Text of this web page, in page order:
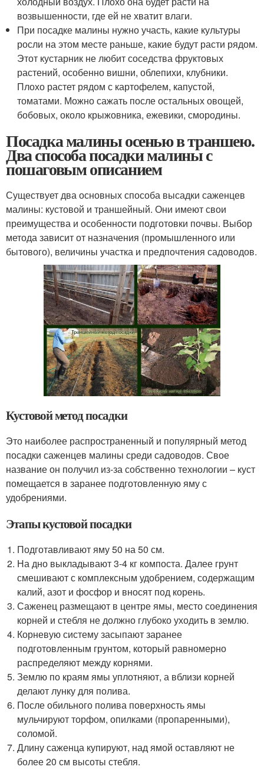
возвышенности, где ей не хватит влаги.
При посадке малины нужно участь, какие культуры
росли на этом месте раньше, какие будут расти рядом.
Этот кустарник не любит соседства фруктовых
растений, особенно вишни, облепихи, клубники.
Плохо растет рядом с картофелем, капустой,
томатами. Можно сажать после остальных овощей,
бобовых, около крыжовника, ежевики, смородины.
Посадка малины осенью в траншею.
Два способа посадки малины с
пошаговым описанием
Существует два основных способа высадки саженцев
малины: кустовой и траншейный. Они имеют свои
преимущества и особенности подготовки почвы. Выбор
метода зависит от назначения (промышленного или
бытового), величины участка и предпочтения садоводов.
Кустовой метод посадки
Это наиболее распространенный и популярный метод
посадки саженцев малины среди садоводов. Свое
название он получил из-за собственно технологии – куст
помещается в заранее подготовленную яму с
удобрениями.
Этапы кустовой посадки
Подготавливают яму 50 на 50 см.
На дно выкладывают 3-4 кг компоста. Далее грунт
смешивают с комплексным удобрением, содержащим
калий, азот и фосфор и вносят под корень.
Саженец размещают в центре ямы, место соединения
корней и стебля не должно глубоко уходить в землю.
Корневую систему засыпают заранее
подготовленным грунтом, который равномерно
распределяют между корнями.
Землю по краям ямы уплотняют, а вблизи корней
делают лунку для полива.
После обильного полива поверхность ямы
мульчируют торфом, опилками (пропаренными),
соломой.
Длину саженца купируют, над ямой оставляют не
более 20 см высоты стебля.